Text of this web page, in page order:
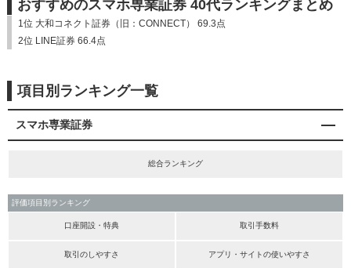
おすすめのスマホ専業証券 40代ランキングまとめ
1位 大和コネクト証券（旧：CONNECT） 69.3点
2位 LINE証券 66.4点
項目別ランキング一覧
スマホ専業証券
総合ランキング
評価項目別ランキング
口座開設・特典 取引手数料
取引のしやすさ アプリ・サイトの使いやすさ